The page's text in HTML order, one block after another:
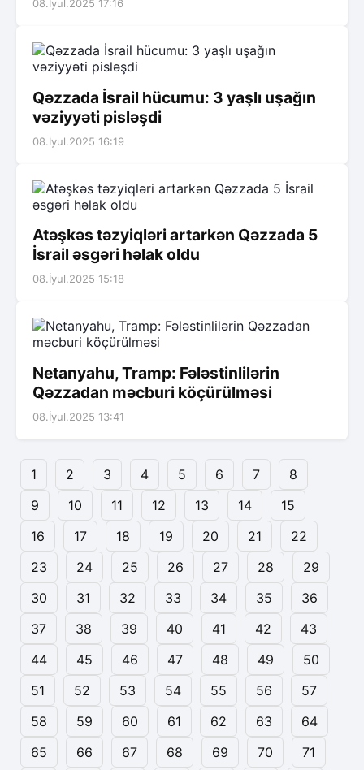
08.İyul.2025 17:16
Qəzzada İsrail hücumu: 3 yaşlı uşağın
vəziyyəti pisləşdi
08.İyul.2025 16:19
Atəşkəs təzyiqləri artarkən Qəzzada 5
İsrail əsgəri həlak oldu
08.İyul.2025 15:18
Netanyahu, Tramp: Fələstinlilərin
Qəzzadan məcburi köçürülməsi
08.İyul.2025 13:41
1 2 3 4 5 6 7
8
9
10 11 12 13 14
15
16
17 18 19 20 21
22
23
24 25 26 27 28
29
30
31 32 33 34 35
36
37
38 39 40 41 42
43
44
45 46 47 48 49
50
51
52 53 54 55 56
57
58
59 60 61 62 63
64
65
66 67 68 69 70 71